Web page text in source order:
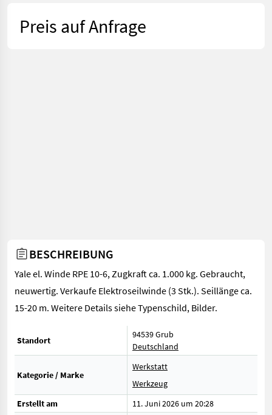
Preis auf Anfrage
BESCHREIBUNG
Yale el. Winde RPE 10-6, Zugkraft ca. 1.000 kg. Gebraucht,
neuwertig. Verkaufe Elektroseilwinde (3 Stk.). Seillänge ca.
15-20 m. Weitere Details siehe Typenschild, Bilder.
Standort
94539 Grub
Deutschland
Kategorie / Marke
Werkstatt
Werkzeug
Erstellt am
11. Juni 2026 um 20:28